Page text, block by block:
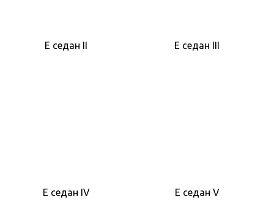
E седан II E седан III
E седан IV E седан V